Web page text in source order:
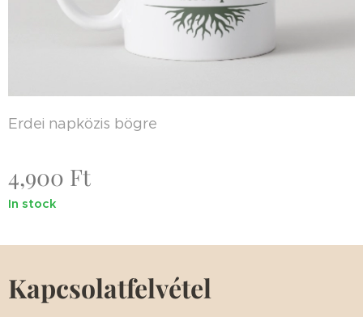
Erdei napközis bögre
4,900 Ft
In stock
Kapcsolatfelvétel